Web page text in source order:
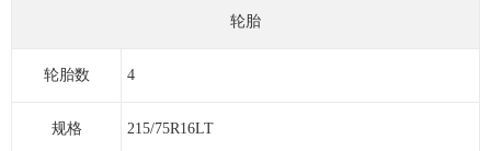
轮胎
轮胎数 4
规格 215/75R16LT